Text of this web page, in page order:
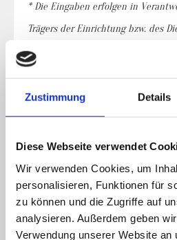
Zustimmung Details
Diese Webseite verwendet
Wir verwenden Cookies, um
personalisieren, Funktionen für
zu können und die Zugriffe auf
analysieren. Außerdem geben
Verwendung unserer Website an
* Die Eingaben erfolgen in
Trägers der Einrichtung bzw. des
der Seite übernimmt für die
Einzelzimmer
derzeit
belegt